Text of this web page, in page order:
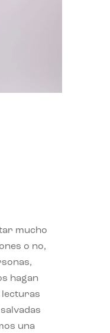
mucho
o no,
hagan
lecturas
una